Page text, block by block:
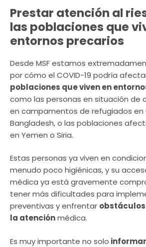
Prestar atención al
las poblaciones que
entornos precarios
Desde MSF estamos
por cómo el COVID-19 podría
poblaciones que viven en
como las personas en situación de
en campamentos de refugiados en
Bangladesh, o las poblaciones
en Yemen o Siria.
Estas personas ya viven en
menudo poco higiénicas, y su
médica ya está gravemente
tener más dificultades para
preventivas y enfrentar
la atenciónmédica.
Es muy importante no solo informar